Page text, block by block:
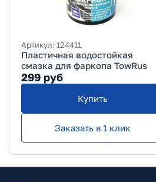
Артикул: 124411
Пластичная водостойкая
смазка для фаркопа TowRus
299 руб
Купить
Заказать в 1 клик